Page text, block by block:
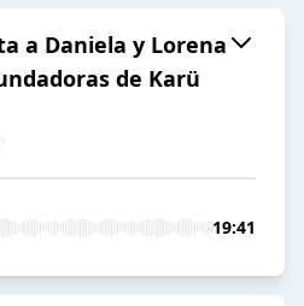
a Daniela y Lorena
de Karü
19:41